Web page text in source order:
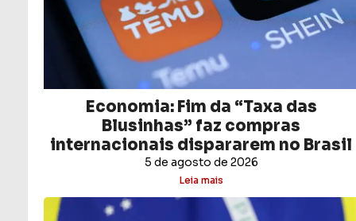
Economia: Fim da “Taxa das
Blusinhas” faz compras
internacionais dispararem no Brasil
5 de agosto de 2026
Leia mais